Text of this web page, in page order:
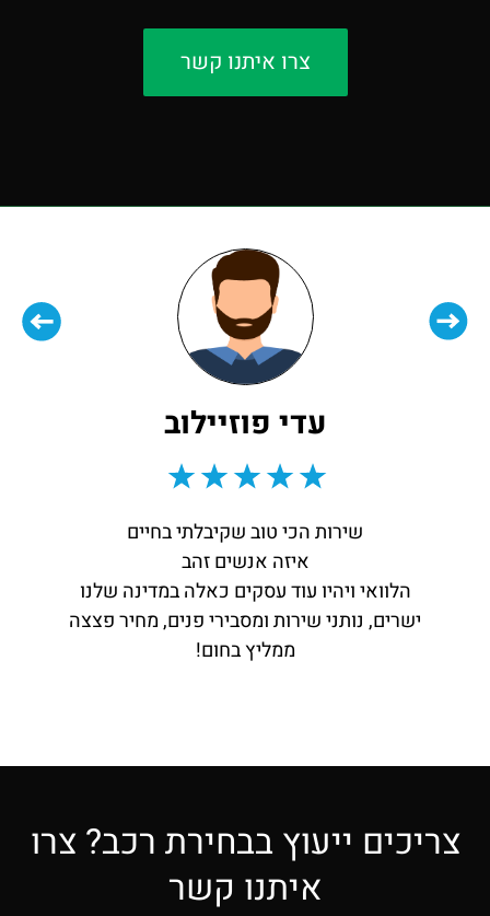
צרו איתנו קשר
עדי פוזיילוב
שירות הכי טוב שקיבלתי בחיים
איזה אנשים זהב
הלוואי ויהיו עוד עסקים כאלה במדינה שלנו
ישרים, נותני שירות ומסבירי פנים, מחיר פצצה
ממליץ בחום!
צריכים ייעוץ בבחירת רכב? צרו
איתנו קשר